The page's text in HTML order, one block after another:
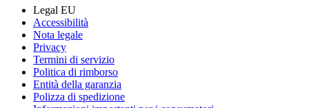
Legal EU
Accessibilità
Nota legale
Privacy
Termini di servizio
Politica di rimborso
Entità della garanzia
Polizza di spedizione